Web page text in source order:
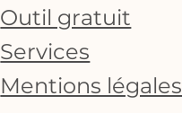
Outil gratuit
Services
Mentions légales